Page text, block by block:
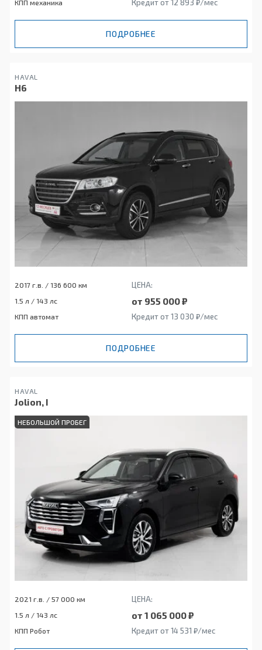
КПП механика Кредит от 12 893 ₽/мес
ПОДРОБНЕЕ
HAVAL
H6
2017 г.в. / 136 600 км ЦЕНА:
1.5 л / 143 лс от 955 000 ₽
КПП автомат Кредит от 13 030 ₽/мес
ПОДРОБНЕЕ
HAVAL
Jolion, I
НЕБОЛЬШОЙ ПРОБЕГ
2021 г.в. / 57 000 км ЦЕНА:
1.5 л / 143 лс от 1 065 000 ₽
КПП Робот Кредит от 14 531 ₽/мес